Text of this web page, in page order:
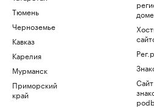
Тюмень
Черноземье
Кавказ
Карелия
Мурманск
Приморский
край
Сайт